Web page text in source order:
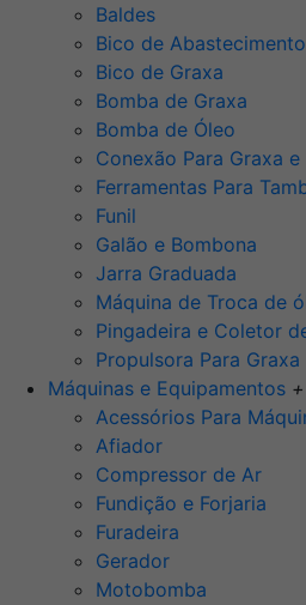
Baldes
Bico de Abastecimento
Bico de Graxa
Bomba de Graxa
Bomba de Óleo
Conexão Para Graxa e
Ferramentas Para
Funil
Galão e Bombona
Jarra Graduada
Máquina de Troca de
Pingadeira e Coletor
Propulsora Para Graxa
Máquinas e Equipamentos +
Acessórios Para
Afiador
Compressor de Ar
Fundição e Forjaria
Furadeira
Gerador
Motobomba